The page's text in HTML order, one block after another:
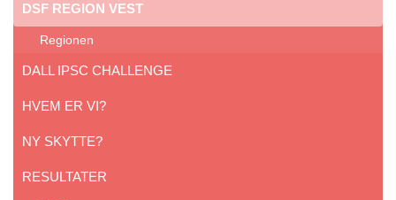
DSF REGION VEST
Regionen
DALL IPSC CHALLENGE
HVEM ER VI?
NY SKYTTE?
RESULTATER